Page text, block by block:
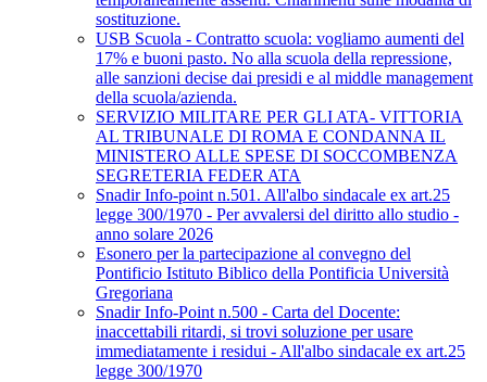
sostituzione.
USB Scuola - Contratto scuola: vogliamo aumenti del
17% e buoni pasto. No alla scuola della repressione,
alle sanzioni decise dai presidi e al middle management
della scuola/azienda.
SERVIZIO MILITARE PER GLI ATA- VITTORIA
AL TRIBUNALE DI ROMA E CONDANNA IL
MINISTERO ALLE SPESE DI SOCCOMBENZA
SEGRETERIA FEDER ATA
Snadir Info-point n.501. All'albo sindacale ex art.25
legge 300/1970 - Per avvalersi del diritto allo studio -
anno solare 2026
Esonero per la partecipazione al convegno del
Pontificio Istituto Biblico della Pontificia Università
Gregoriana
Snadir Info-Point n.500 - Carta del Docente:
inaccettabili ritardi, si trovi soluzione per usare
immediatamente i residui - All'albo sindacale ex art.25
legge 300/1970